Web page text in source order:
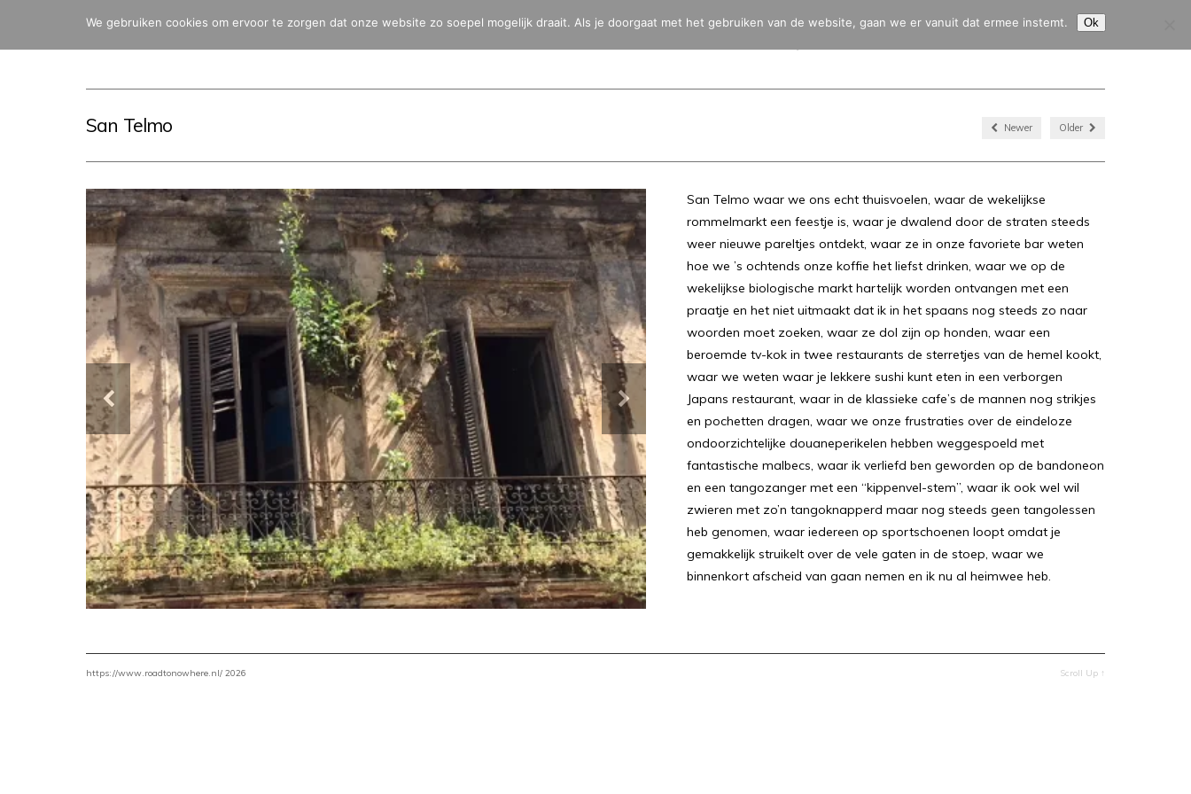
San Telmo Newer Older
San Telmo waar we ons echt thuisvoelen, waar de wekelijkse
rommelmarkt een feestje is, waar je dwalend door de straten steeds
weer nieuwe pareltjes ontdekt, waar ze in onze favoriete bar weten
hoe we ’s ochtends onze koffie het liefst drinken, waar we op de
wekelijkse biologische markt hartelijk worden ontvangen met een
praatje en het niet uitmaakt dat ik in het spaans nog steeds zo naar
woorden moet zoeken, waar ze dol zijn op honden, waar een
beroemde tv-kok in twee restaurants de sterretjes van de hemel kookt,
waar we weten waar je lekkere sushi kunt eten in een verborgen
Japans restaurant, waar in de klassieke cafe’s de mannen nog strikjes
en pochetten dragen, waar we onze frustraties over de eindeloze
ondoorzichtelijke douaneperikelen hebben weggespoeld met
fantastische malbecs, waar ik verliefd ben geworden op de bandoneon
en een tangozanger met een “kippenvel-stem”, waar ik ook wel wil
zwieren met zo’n tangoknapperd maar nog steeds geen tangolessen
heb genomen, waar iedereen op sportschoenen loopt omdat je
gemakkelijk struikelt over de vele gaten in de stoep, waar we
binnenkort afscheid van gaan nemen en ik nu al heimwee heb.
https://www.roadtonowhere.nl/ 2026 Scroll Up ↑
We gebruiken cookies om ervoor te zorgen dat onze website zo soepel mogelijk draait. Als je doorgaat met het gebruiken van de website, gaan we er vanuit dat ermee instemt. Ok